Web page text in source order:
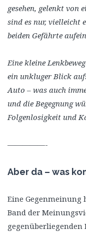
gesehen, gelenkt von
sind es nur, vielleicht
beiden Gefährte
Eine kleine
ein unkluger Blick
Auto – was auch
und die Begegnung
Folgenlosigkeit und
—————-
Aber da – was
Eine
Band der